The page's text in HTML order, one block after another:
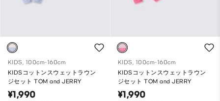
KIDS, 100cm-160cm
KIDSコットンスウェットラウン
ジセット TOM and JERRY
¥1,990
KIDS, 100cm-160cm
KIDSコットンスウェットラウン
ジセット TOM and JERRY
¥1,990